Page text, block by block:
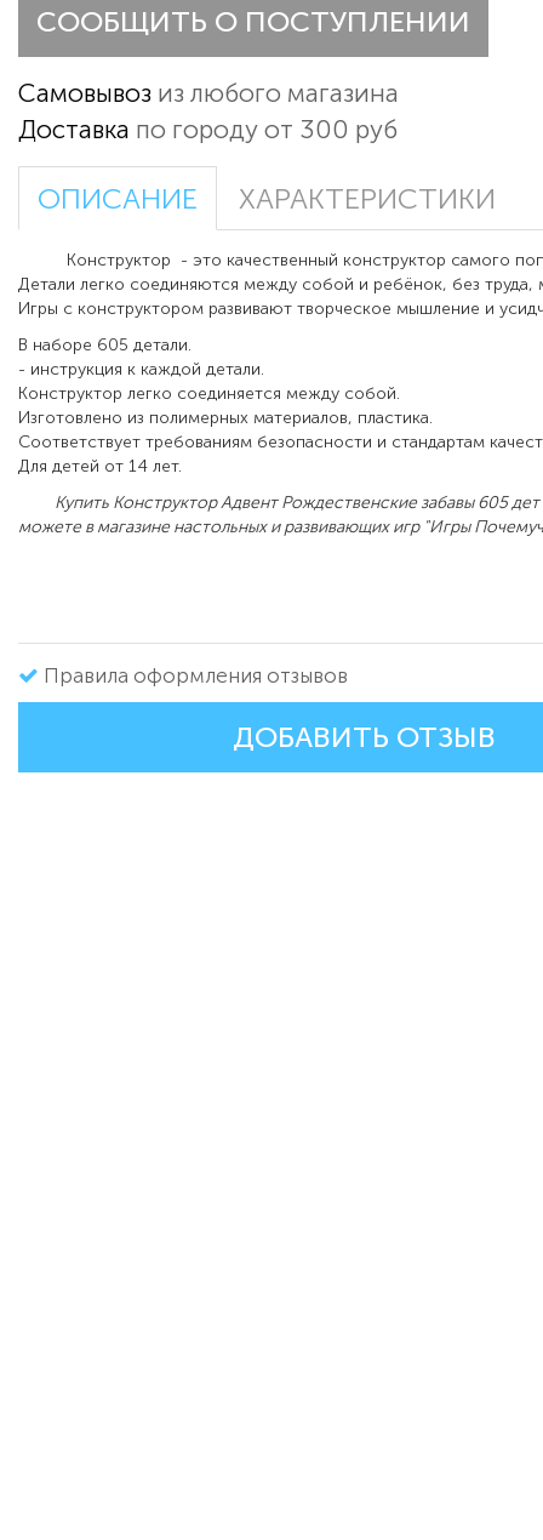
СООБЩИТЬ О ПОСТУПЛЕНИИ
Самовывоз из любого магазина
Доставка по городу от 300 руб
ОПИСАНИЕ ХАРАКТЕРИСТИКИ
Конструктор - это качественный конструктор самого
Детали легко соединяются между собой и ребёнок, без труда,
Игры с конструктором развивают творческое мышление и
В наборе 605 детали.
- инструкция к каждой детали.
Конструктор легко соединяется между собой.
Изготовлено из полимерных материалов, пластика.
Соответствует требованиям безопасности и стандартам
Для детей от 14 лет.
Купить Конструктор Адвент Рождественские забавы 605
можете в магазине настольных и развивающих игр "Игры
Правила оформления отзывов
ДОБАВИТЬ ОТЗЫВ